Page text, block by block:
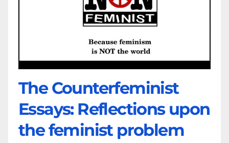
The Counter­feminist
Essays: Reflections upon
the feminist problem